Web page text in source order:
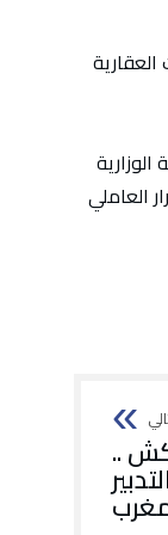
العاملي
..